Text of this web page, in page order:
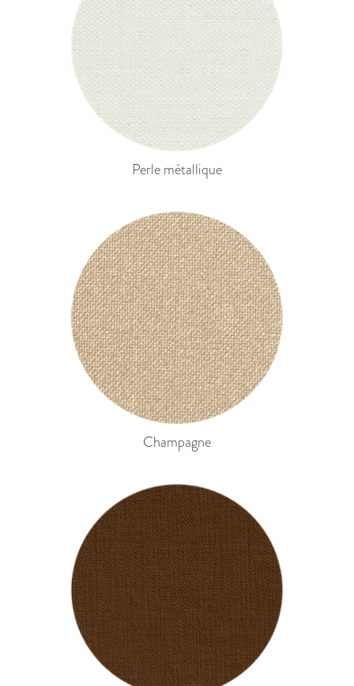
Perle métallique
Champagne